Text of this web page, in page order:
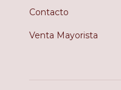
Contacto
Venta Mayorista